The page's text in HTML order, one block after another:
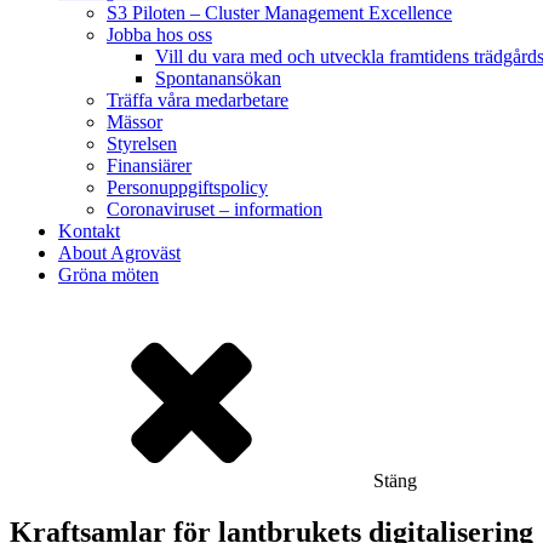
S3 Piloten – Cluster Management Excellence
Jobba hos oss
Vill du vara med och utveckla framtidens
Spontanansökan
Träffa våra medarbetare
Mässor
Styrelsen
Finansiärer
Personuppgiftspolicy
Coronaviruset – information
Kontakt
About Agroväst
Gröna möten
Stäng
Kraftsamlar för lantbrukets digitalisering